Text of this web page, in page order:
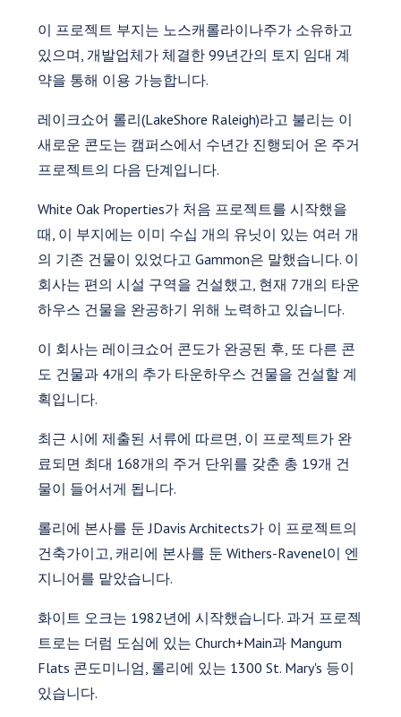
이 프로젝트 부지는 노스캐롤라이나주가 소유하고
있으며, 개발업체가 체결한 99년간의 토지 임대 계
약을 통해 이용 가능합니다.
레이크쇼어 롤리(LakeShore Raleigh)라고 불리는 이
새로운 콘도는 캠퍼스에서 수년간 진행되어 온 주거
프로젝트의 다음 단계입니다.
White Oak Properties가 처음 프로젝트를 시작했을
때, 이 부지에는 이미 수십 개의 유닛이 있는 여러 개
의 기존 건물이 있었다고 Gammon은 말했습니다. 이
회사는 편의 시설 구역을 건설했고, 현재 7개의 타운
하우스 건물을 완공하기 위해 노력하고 있습니다.
이 회사는 레이크쇼어 콘도가 완공된 후, 또 다른 콘
도 건물과 4개의 추가 타운하우스 건물을 건설할 계
획입니다.
최근 시에 제출된 서류에 따르면, 이 프로젝트가 완
료되면 최대 168개의 주거 단위를 갖춘 총 19개 건
물이 들어서게 됩니다.
롤리에 본사를 둔 JDavis Architects가 이 프로젝트의
건축가이고, 캐리에 본사를 둔 Withers-Ravenel이 엔
지니어를 맡았습니다.
화이트 오크는 1982년에 시작했습니다. 과거 프로젝
트로는 더럼 도심에 있는 Church+Main과 Mangum
Flats 콘도미니엄, 롤리에 있는 1300 St. Mary's 등이
있습니다.